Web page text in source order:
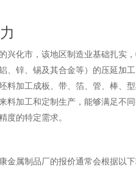
兴化市，该地区制造业基础扎实
、锌、锡及其合金等）的压延加
料加工成板、带、箔、管、棒、
料加工和定制生产，能够满足不
度的特定需求。
金属制品厂的报价通常会根据以